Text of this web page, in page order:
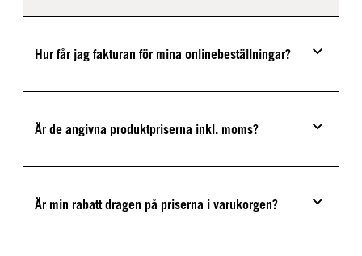
Hur får jag fakturan för mina onlinebeställningar?
Är de angivna produktpriserna inkl. moms?
Är min rabatt dragen på priserna i varukorgen?